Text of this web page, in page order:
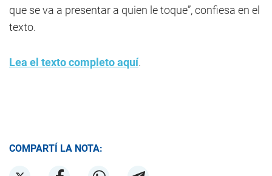
que se va a presentar a quien le toque”, confiesa en el
texto.
Lea el texto completo aquí.
COMPARTÍ LA NOTA: